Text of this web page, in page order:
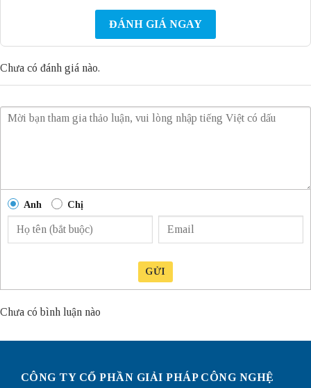
ĐÁNH GIÁ NGAY
Chưa có đánh giá nào.
Anh Chị
GỬI
Chưa có bình luận nào
CÔNG TY CỔ PHẦN GIẢI PHÁP CÔNG NGHỆ